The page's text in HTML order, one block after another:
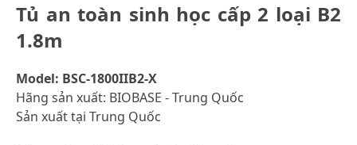
Tủ an toàn sinh học cấp 2 loại B2
1.8m
Model: BSC-1800IIB2-X
Hãng sản xuất: BIOBASE - Trung Quốc
Sản xuất tại Trung Quốc